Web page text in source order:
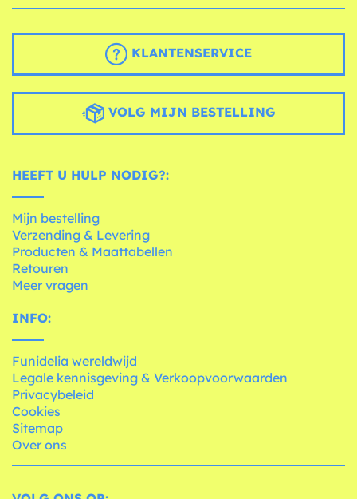
KLANTENSERVICE
VOLG MIJN BESTELLING
HEEFT U HULP NODIG?:
Mijn bestelling
Verzending & Levering
Producten & Maattabellen
Retouren
Meer vragen
INFO:
Funidelia wereldwijd
Legale kennisgeving & Verkoopvoorwaarden
Privacybeleid
Cookies
Sitemap
Over ons